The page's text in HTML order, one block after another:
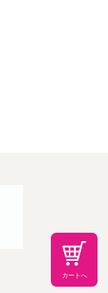
カートへ